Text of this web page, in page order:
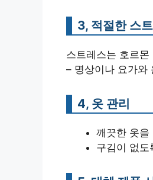
3, 적절한 스
스트레스는 호르
– 명상이나 요가와
4, 옷 관리
깨끗한 옷을
구김이 없도